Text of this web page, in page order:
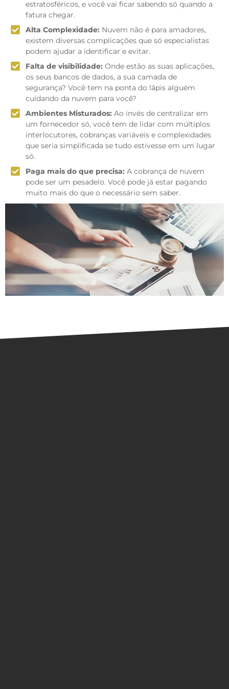
estratosféricos, e você vai ficar sabendo só quando a
fatura chegar.
Alta Complexidade: Nuvem não é para amadores,
existem diversas complicações que só especialistas
podem ajudar a identificar e evitar.
Falta de visibilidade: Onde estão as suas aplicações,
os seus bancos de dados, a sua camada de
segurança? Você tem na ponta do lápis alguém
cuidando da nuvem para você?
Ambientes Misturados: Ao invés de centralizar em
um fornecedor só, você tem de lidar com múltiplos
interlocutores, cobranças variáveis e complexidades
que seria simplificada se tudo estivesse em um lugar
só.
Paga mais do que precisa: A cobrança de nuvem
pode ser um pesadelo. Você pode já estar pagando
muito mais do que o necessário sem saber.